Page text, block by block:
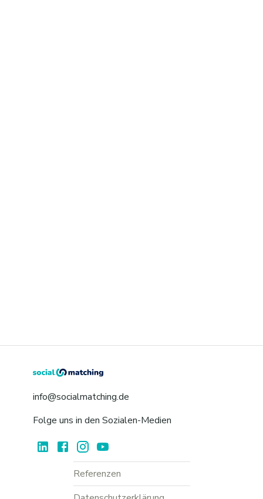
info@socialmatching.de
Folge uns in den Sozialen-Medien
Referenzen